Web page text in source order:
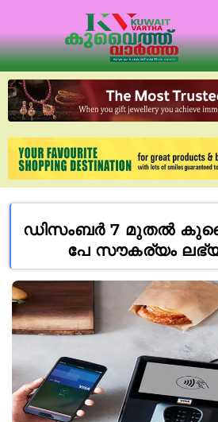
ഡിസംബർ 7 മുതൽ
പേ സൗകര്യം